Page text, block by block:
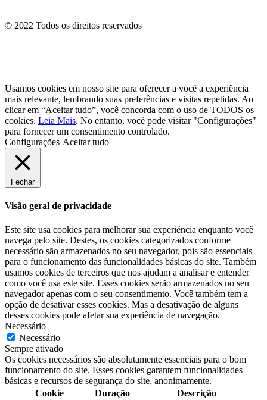
© 2022 Todos os direitos reservados
Usamos cookies em nosso site para oferecer a você a experiência
mais relevante, lembrando suas preferências e visitas repetidas. Ao
clicar em “Aceitar tudo”, você concorda com o uso de TODOS os
cookies. Leia Mais. No entanto, você pode visitar "Configurações"
para fornecer um consentimento controlado.
Configurações Aceitar tudo
Fechar
Visão geral de privacidade
Este site usa cookies para melhorar sua experiência enquanto você
navega pelo site. Destes, os cookies categorizados conforme
necessário são armazenados no seu navegador, pois são essenciais
para o funcionamento das funcionalidades básicas do site. Também
usamos cookies de terceiros que nos ajudam a analisar e entender
como você usa este site. Esses cookies serão armazenados no seu
navegador apenas com o seu consentimento. Você também tem a
opção de desativar esses cookies. Mas a desativação de alguns
desses cookies pode afetar sua experiência de navegação.
Necessário
Necessário
Sempre ativado
Os cookies necessários são absolutamente essenciais para o bom
funcionamento do site. Esses cookies garantem funcionalidades
básicas e recursos de segurança do site, anonimamente.
Cookie
Duração
Descrição